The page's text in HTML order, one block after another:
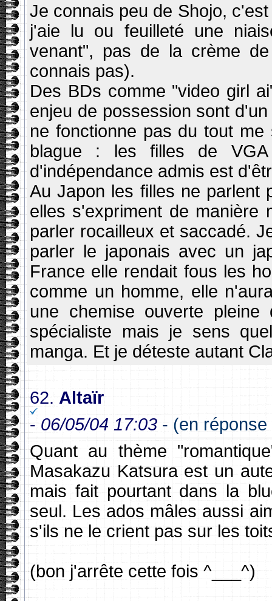
Je connais peu de Shojo,
j'aie lu ou feuilleté une
venant", pas de la crème
connais pas).
Des BDs comme "video girl
enjeu de possession sont
ne fonctionne pas du tout
blague : les filles de
d'indépendance admis est
Au Japon les filles ne parlent
elles s'expriment de manière
parler rocailleux et saccadé.
parler le japonais avec un
France elle rendait fous les
comme un homme, elle
une chemise ouverte
spécialiste mais je sens
manga. Et je déteste autant
62. Altaïr
- 06/05/04 17:03 - (en
Quant au thème
Masakazu Katsura est un
mais fait pourtant dans la
seul. Les ados mâles aussi
s'ils ne le crient pas sur les
(bon j'arrête cette fois ^___^)